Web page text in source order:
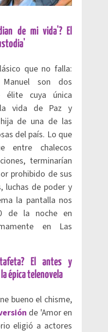
de mi vida'? El
que no falla:
son dos
élite cuya única
vida de Paz y
de una de las
del país. Lo que
entre chalecos
terminarían
prohibido de sus
luchas de poder y
la pantalla nos
de la noche en
en Las
El antes y
épica telenovela
bueno el chisme,
de 'Amor en
eligió a actores